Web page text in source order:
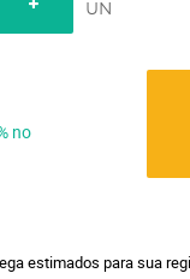
UN
no
estimados para sua